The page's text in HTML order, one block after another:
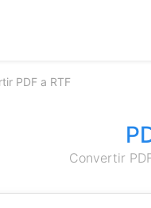
PDF a RTF
Convertir